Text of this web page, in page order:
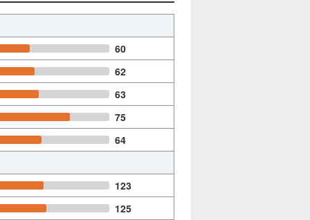
60
62
63
75
64
123
125